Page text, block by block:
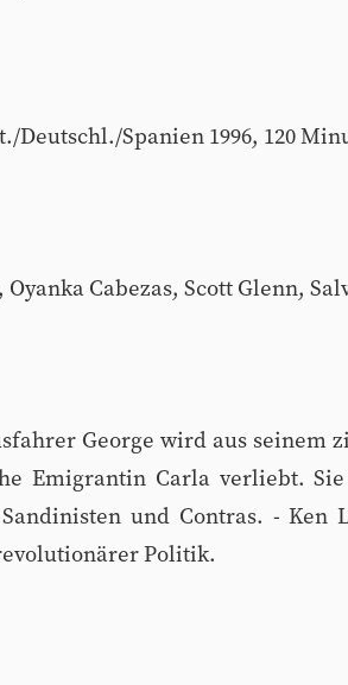
Spanien 1996, 120
Cabezas, Scott Glenn,
George wird aus
Emigrantin Carla verliebt.
und Contras. -
Politik.